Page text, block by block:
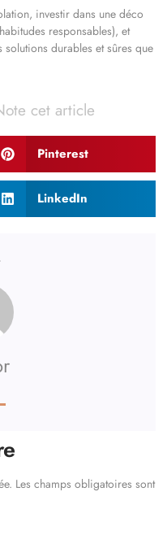
investir dans une déco
responsables), et
durables et sûres que
cet article
Pinterest
LinkedIn
Les champs obligatoires sont